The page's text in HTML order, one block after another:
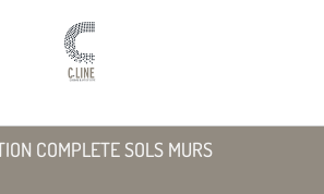
COMPLETE SOLS MURS